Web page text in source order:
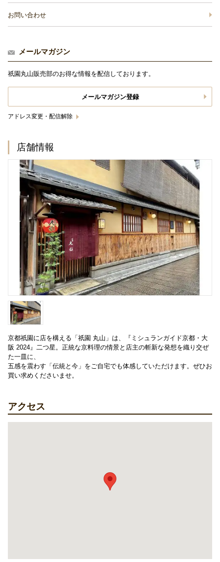
お問い合わせ
メールマガジン
祇園丸山販売部のお得な情報を配信しております。
メールマガジン登録
アドレス変更・配信解除
店舗情報
京都祇園に店を構える「祇園 丸山」は、『ミシュランガイド京都・大
阪 2024』二つ星。正統な京料理の情景と店主の斬新な発想を織り交ぜ
た一皿に、
五感を震わす「伝統と今」をご自宅でも体感していただけます。ぜひお
買い求めくださいませ。
アクセス